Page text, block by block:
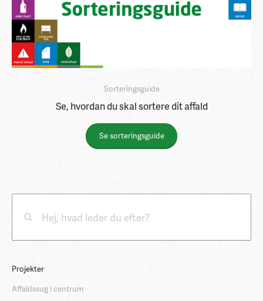
Sorteringsguide
Se, hvordan du skal sortere dit affald
Se sorteringsguide
Projekter
Affaldssug i centrum